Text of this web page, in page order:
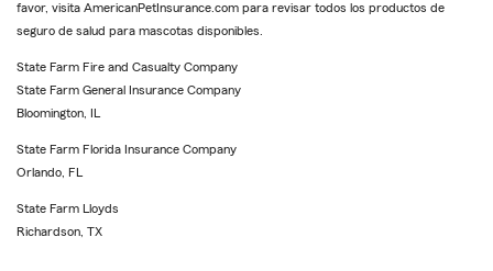
favor, visita AmericanPetInsurance.com para revisar todos los productos de
seguro de salud para mascotas disponibles.
State Farm Fire and Casualty Company
State Farm General Insurance Company
Bloomington, IL
State Farm Florida Insurance Company
Orlando, FL
State Farm Lloyds
Richardson, TX